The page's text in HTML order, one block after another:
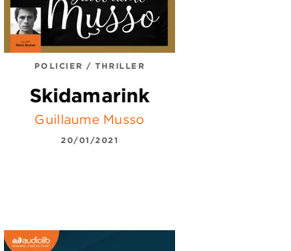
POLICIER / THRILLER
Skidamarink
Guillaume Musso
20/01/2021